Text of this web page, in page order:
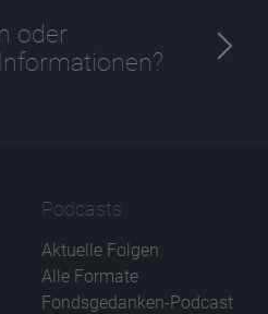
oder
Podcasts
Aktuelle Folgen
Alle Formate
Fondsgedanken-Podcast